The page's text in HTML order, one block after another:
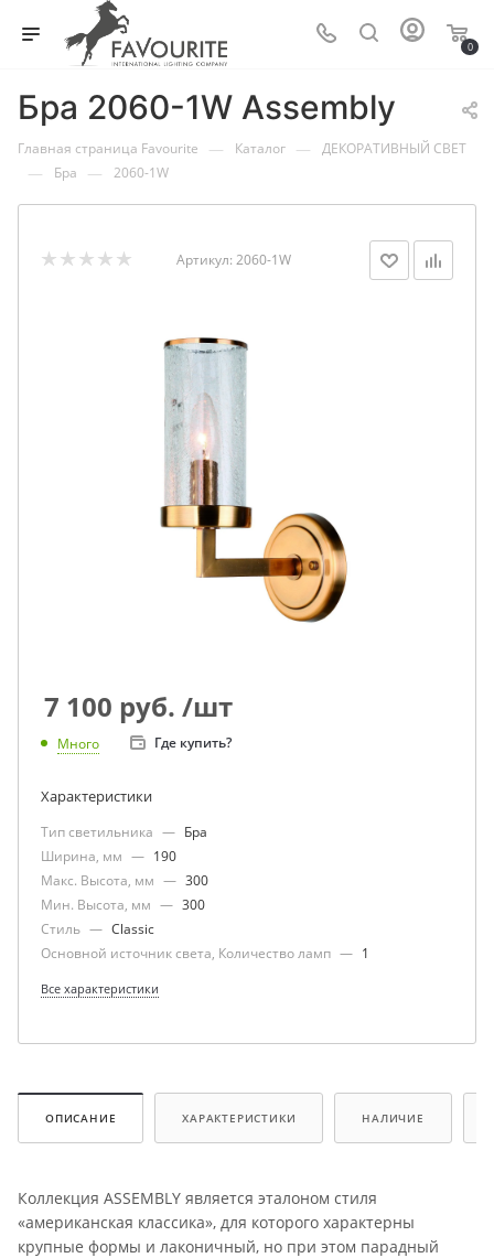
0
Бра 2060-1W Assembly
Главная страница Favourite — Каталог — ДЕКОРАТИВНЫЙ СВЕТ
— Бра — 2060-1W
Артикул: 2060-1W
7 100 руб. /шт
Много Где купить?
Характеристики
Тип светильника — Бра
Ширина, мм — 190
Макс. Высота, мм — 300
Мин. Высота, мм — 300
Стиль — Classic
Основной источник света, Количество ламп — 1
Все характеристики
ОПИСАНИЕ ХАРАКТЕРИСТИКИ НАЛИЧИЕ
Коллекция ASSEMBLY является эталоном стиля
«американская классика», для которого характерны
крупные формы и лаконичный, но при этом парадный